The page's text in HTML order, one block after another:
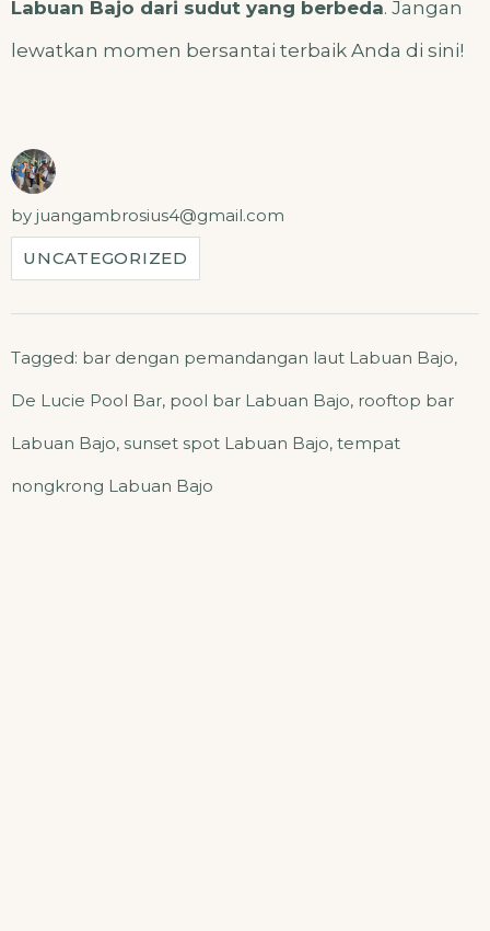
Labuan Bajo dari sudut yang berbeda. Jangan
lewatkan momen bersantai terbaik Anda di sini!
by juangambrosius4@gmail.com
UNCATEGORIZED
Tagged: bar dengan pemandangan laut Labuan Bajo,
De Lucie Pool Bar, pool bar Labuan Bajo, rooftop bar
Labuan Bajo, sunset spot Labuan Bajo, tempat
nongkrong Labuan Bajo